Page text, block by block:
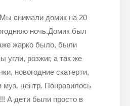
снимали домик на 20
ночь.Домик был
жарко было, были
угли, розжиг, а так же
новогодние скатерти,
муз. центр. Понравилось
А дети были просто в